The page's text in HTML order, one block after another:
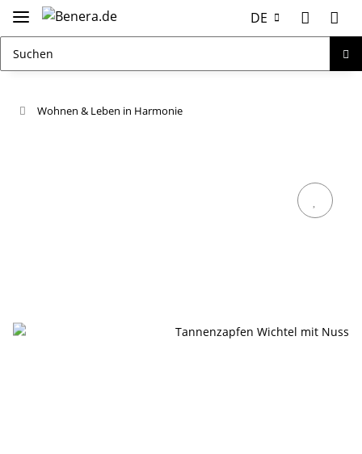
DE
Wohnen & Leben in Harmonie